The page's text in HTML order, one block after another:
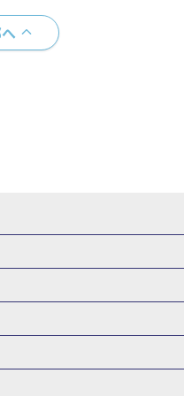
東京 新幹線パック
東京→
急サンダーバード 旅行
・ツアー 埼玉旅行・ツアー